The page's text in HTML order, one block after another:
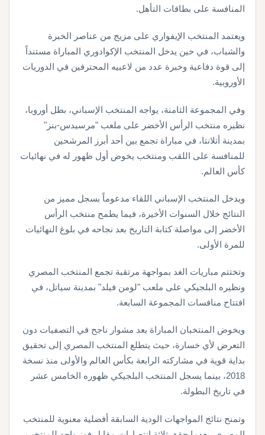
المنافسة على بطاقات التأهل.
ويعتمد المنتخب الإيفواري على مزيج من عناصر الخبرة
والشباب، في حين يدخل المنتخب الإكوادوري المباراة مستنداً
إلى قوة دفاعية وخبرة عدد من لاعبيه المحترفين في الدوريات
الأوروبية.
وفي المجموعة الثامنة، يواجه المنتخب الإسباني، بطل أوروبا،
نظيره منتخب الرأس الأخضر على ملعب "مرسيدس-بنز"
بمدينة أتلانتا، في مباراة تجمع بين أحد أبرز المرشحين
للمنافسة على اللقب ومنتخب يخوض أول ظهور له في نهائيات
كأس العالم.
ويدخل المنتخب الإسباني اللقاء مدعوماً بسجل مميز من
النتائج خلال السنوات الأخيرة، فيما يطمح منتخب الرأس
الأخضر إلى مواصلة كتابة التاريخ بعد نجاحه في بلوغ النهائيات
للمرة الأولى.
وتختتم مباريات الغد بمواجهة مرتقبة تجمع المنتخب المصري
ونظيره البلجيكي على ملعب "لومن فيلد" بمدينة سياتل، في
افتتاح منافسات المجموعة السابعة.
ويخوض المنتخبان المباراة بعد مشوار ناجح في التصفيات دون
التعرض لأي خسارة، حيث يتطلع المنتخب المصري إلى تحقيق
بداية قوية في مشاركته الرابعة بكأس العالم والأولى منذ نسخة
2018، بينما يسجل المنتخب البلجيكي ظهوره الخامس عشر
في تاريخ البطولة.
وتمنح نتائج المواجهات الودية السابقة أفضلية معنوية للمنتخب